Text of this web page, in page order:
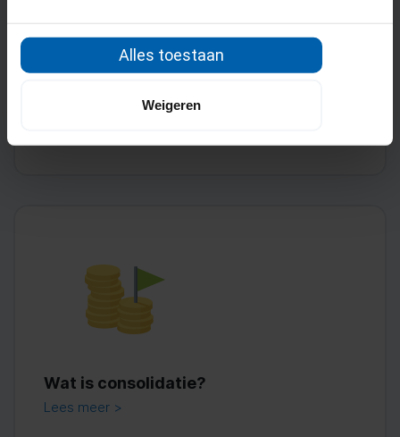
Alles toestaan
Weigeren
Wat is een intracommunautaire
levering (ICL)?
Wat is consolidatie?
Lees meer >